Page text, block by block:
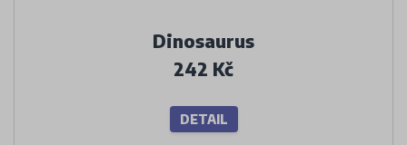
Dinosaurus
242 Kč
DETAIL